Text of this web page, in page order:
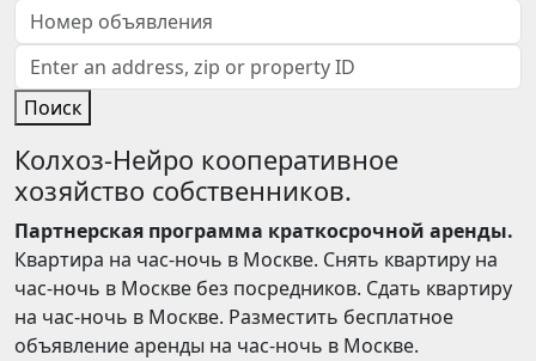
Поиск
Колхоз-Нейро кооперативное
хозяйство собственников.
Партнерская программа краткосрочной аренды.
Квартира на час-ночь в Москве. Снять квартиру на
час-ночь в Москве без посредников. Сдать квартиру
на час-ночь в Москве. Разместить бесплатное
объявление аренды на час-ночь в Москве.